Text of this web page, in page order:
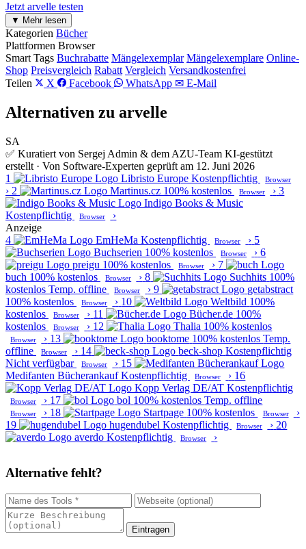
Jetzt arvelle testen
▼ Mehr lesen
Kategorien Bücher
Plattformen Browser
Smart Tags Buchrabatte Mängelexemplar Mängelexemplare Online-
Shop Preisvergleich Rabatt Vergleich Versandkostenfrei
Teilen
X Facebook WhatsApp ✉ E-Mail
Alternativen zu arvelle
SA
✅ Kuratiert von Sergej Admin & dem AZU-Team KI-gestützt
erstellt · Von Software-Experten geprüft am 12. Juni 2026
1
Libristo Europe Kostenpflichtig Browser
› 2 Martinus.cz 100% kostenlos Browser › 3
Indigo Books & Music
Kostenpflichtig
Browser
›
Anzeige
4
EmHeMa Kostenpflichtig Browser › 5
Buchserien 100% kostenlos Browser › 6
preigu 100% kostenlos Browser › 7
buch 100% kostenlos Browser › 8 Suchhits 100%
kostenlos Temp. offline Browser › 9
getabstract
100% kostenlos
Browser › 10 Weltbild 100%
kostenlos
Browser › 11 Bücher.de 100%
kostenlos
Browser › 12 Thalia 100% kostenlos
Browser › 13 booktome 100% kostenlosTemp.
offline
Browser › 14 beck-shop Kostenpflichtig
Nicht verfügbar
Browser › 15
Medifanten Bücherankauf Kostenpflichtig Browser › 16
Kopp Verlag DE/AT Kostenpflichtig
Browser › 17 bol 100% kostenlosTemp. offline
Browser › 18 Startpage 100% kostenlos Browser
›
19
hugendubel Kostenpflichtig Browser › 20
averdo Kostenpflichtig Browser ›
Alternative fehlt?
Eintragen